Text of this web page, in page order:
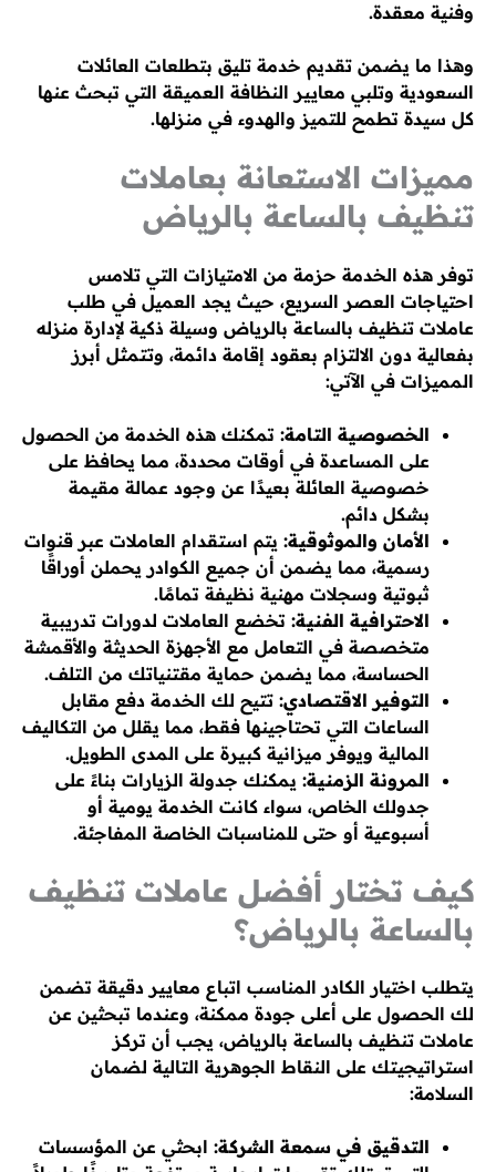
وفنية معقدة.
وهذا ما يضمن تقديم خدمة تليق بتطلعات العائلات
السعودية وتلبي معايير النظافة العميقة التي تبحث عنها
كل سيدة تطمح للتميز والهدوء في منزلها.
مميزات الاستعانة بعاملات
تنظيف بالساعة بالرياض
توفر هذه الخدمة حزمة من الامتيازات التي تلامس
احتياجات العصر السريع، حيث يجد العميل في طلب
عاملات تنظيف بالساعة بالرياض وسيلة ذكية لإدارة منزله
بفعالية دون الالتزام بعقود إقامة دائمة، وتتمثل أبرز
المميزات في الآتي:
الخصوصية التامة: تمكنك هذه الخدمة من الحصول
على المساعدة في أوقات محددة، مما يحافظ على
خصوصية العائلة بعيدًا عن وجود عمالة مقيمة
بشكل دائم.
الأمان والموثوقية: يتم استقدام العاملات عبر قنوات
رسمية، مما يضمن أن جميع الكوادر يحملن أوراقًا
ثبوتية وسجلات مهنية نظيفة تمامًا.
الاحترافية الفنية: تخضع العاملات لدورات تدريبية
متخصصة في التعامل مع الأجهزة الحديثة والأقمشة
الحساسة، مما يضمن حماية مقتنياتك من التلف.
التوفير الاقتصادي: تتيح لك الخدمة دفع مقابل
الساعات التي تحتاجينها فقط، مما يقلل من التكاليف
المالية ويوفر ميزانية كبيرة على المدى الطويل.
المرونة الزمنية: يمكنك جدولة الزيارات بناءً على
جدولك الخاص، سواء كانت الخدمة يومية أو
أسبوعية أو حتى للمناسبات الخاصة المفاجئة.
كيف تختار أفضل عاملات تنظيف
بالساعة بالرياض؟
يتطلب اختيار الكادر المناسب اتباع معايير دقيقة تضمن
لك الحصول على أعلى جودة ممكنة، وعندما تبحثين عن
عاملات تنظيف بالساعة بالرياض، يجب أن تركز
استراتيجيتك على النقاط الجوهرية التالية لضمان
السلامة:
التدقيق في سمعة الشركة: ابحثي عن المؤسسات